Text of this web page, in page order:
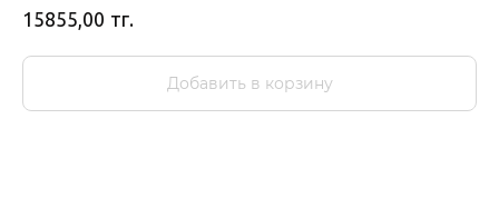
15855,00 тг.
Добавить в корзину